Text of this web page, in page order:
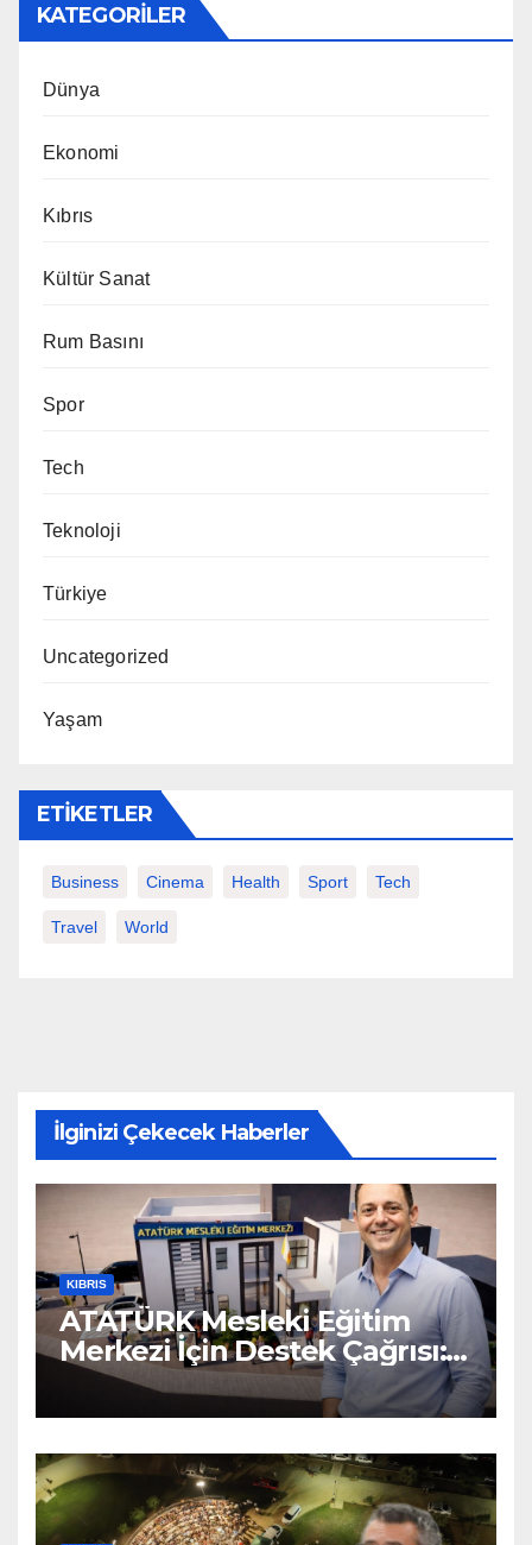
KATEGORILER
Dünya
Ekonomi
Kıbrıs
Kültür Sanat
Rum Basını
Spor
Tech
Teknoloji
Türkiye
Uncategorized
Yaşam
ETIKETLER
Business Cinema Health Sport Tech
Travel World
İlginizi Çekecek Haberler
KIBRIS
ATATÜRK Mesleki Eğitim
Merkezi İçin Destek Çağrısı:
“Geleceğe Açılan Kapıyı
Birlikte Tamamlayalım”